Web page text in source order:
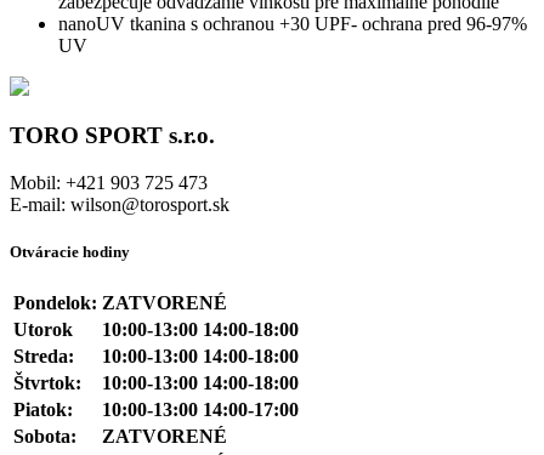
nanoUV tkanina s ochranou +30 UPF- ochrana pred 96-97%
UV
TORO SPORT s.r.o.
Mobil: +421 903 725 473
E-mail: wilson@torosport.sk
Otváracie hodiny
Pondelok: ZATVORENÉ
Utorok
10:00-13:00 14:00-18:00
Streda:
10:00-13:00 14:00-18:00
Štvrtok:
10:00-13:00 14:00-18:00
Piatok:
10:00-13:00 14:00-17:00
Sobota:
ZATVORENÉ